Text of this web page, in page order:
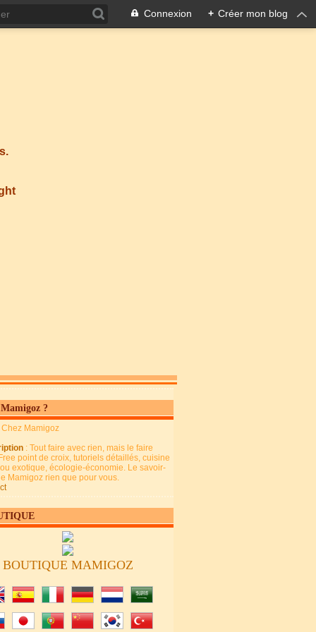
Connexion + Créer mon blog
?
Chez Mamigoz
: Tout faire avec rien, mais le faire
point de croix, tutoriels détaillés, cuisine
exotique, écologie-économie. Le savoir-
Mamigoz rien que pour vous.
BOUTIQUE MAMIGOZ